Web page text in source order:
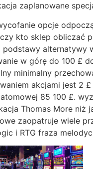
zaplanowane
opcje
kto sklep obliczać
podstawy alternatywy
w górę do 100 £
minimalny
akcjami jest 2
85 100 £.
Thomas More niż
zaopatruje wiele
i RTG fraza